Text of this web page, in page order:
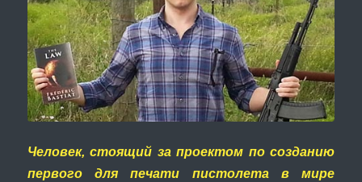
Человек, стоящий за проектом по созданию
первого для печати пистолета в мире